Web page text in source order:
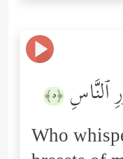
﴿٥﴾
Who